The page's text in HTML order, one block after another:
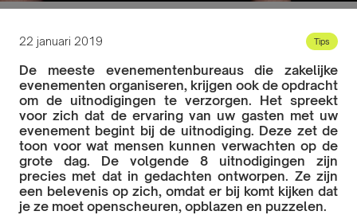
22 januari 2019 Tips
De meeste evenementenbureaus die zakelijke
evenementen organiseren, krijgen ook de opdracht
om de uitnodigingen te verzorgen. Het spreekt
voor zich dat de ervaring van uw gasten met uw
evenement begint bij de uitnodiging. Deze zet de
toon voor wat mensen kunnen verwachten op de
grote dag. De volgende 8 uitnodigingen zijn
precies met dat in gedachten ontworpen. Ze zijn
een belevenis op zich, omdat er bij komt kijken dat
je ze moet openscheuren, opblazen en puzzelen.